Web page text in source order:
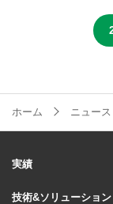
ホーム ニュース
実績
技術&ソリューション